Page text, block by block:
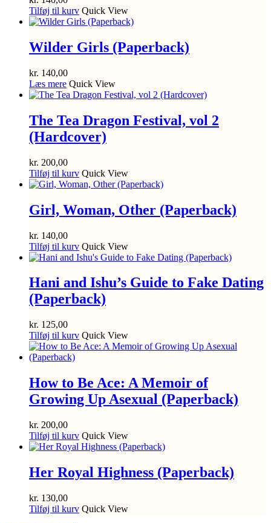
Tilføj til kurv Quick View
Wilder Girls (Paperback)
kr. 140,00
Læs mere Quick View
The Tea Dragon Festival, vol 2
(Hardcover)
kr. 200,00
Tilføj til kurv Quick View
Girl, Woman, Other (Paperback)
kr. 140,00
Tilføj til kurv Quick View
Hani and Ishu’s Guide to Fake Dating
(Paperback)
kr. 125,00
Tilføj til kurv Quick View
How to Be Ace: A Memoir of
Growing Up Asexual (Paperback)
kr. 200,00
Tilføj til kurv Quick View
Her Royal Highness (Paperback)
kr. 130,00
Tilføj til kurv Quick View